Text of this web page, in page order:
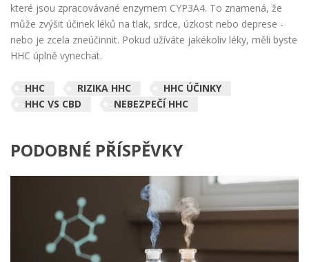
které jsou zpracovávané enzymem CYP3A4. To znamená, že
může zvýšit účinek léků na tlak, srdce, úzkost nebo deprese -
nebo je zcela zneúčinnit. Pokud užíváte jakékoliv léky, měli byste
HHC úplně vynechat.
HHC RIZIKA HHC
HHC ÚČINKY
HHC VS CBD
NEBEZPEČÍ HHC
PODOBNÉ PŘÍSPĚVKY